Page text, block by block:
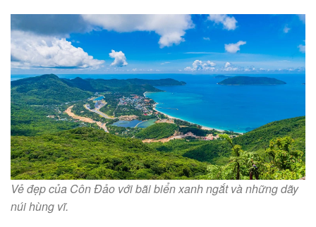
Vẻ đẹp của Côn Đảo với bãi biển xanh ngắt và những dãy
núi hùng vĩ.